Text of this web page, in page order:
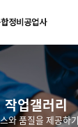
작업갤러리
와 품질을 제공하